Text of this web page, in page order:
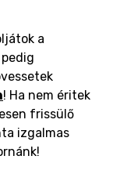
a
! Ha nem éritek
frissülő
izgalmas